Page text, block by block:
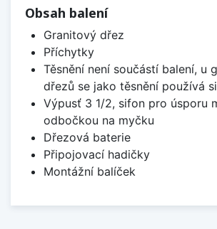
Obsah balení
Granitový dřez
Příchytky
Těsnění není součástí balení, u
dřezů se jako těsnění používá
Výpusť 3 1/2, sifon pro úsporu
odbočkou na myčku
Dřezová baterie
Připojovací hadičky
Montážní balíček